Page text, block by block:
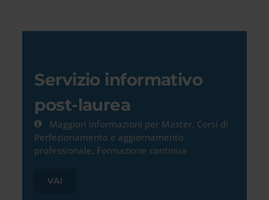
Servizio informativo
post-laurea
Maggiori informazioni per Master, Corsi di
Perfezionamento e aggiornamento
professionale, Formazione continua
VAI